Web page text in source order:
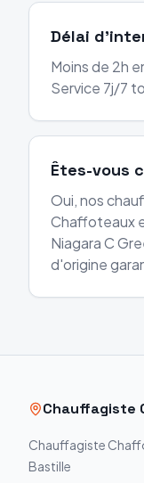
Délai
Moins de 2h
Service 7j/7
Êtes-vous
Oui, nos
Chaffoteaux
Niagara C
d'origine
Chauffagiste
Chauffagiste
Bastille